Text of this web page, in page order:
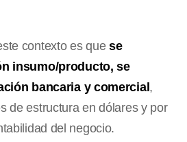
contexto es que se
insumo/producto, se
bancaria y comercial,
de estructura en dólares y por
del negocio.